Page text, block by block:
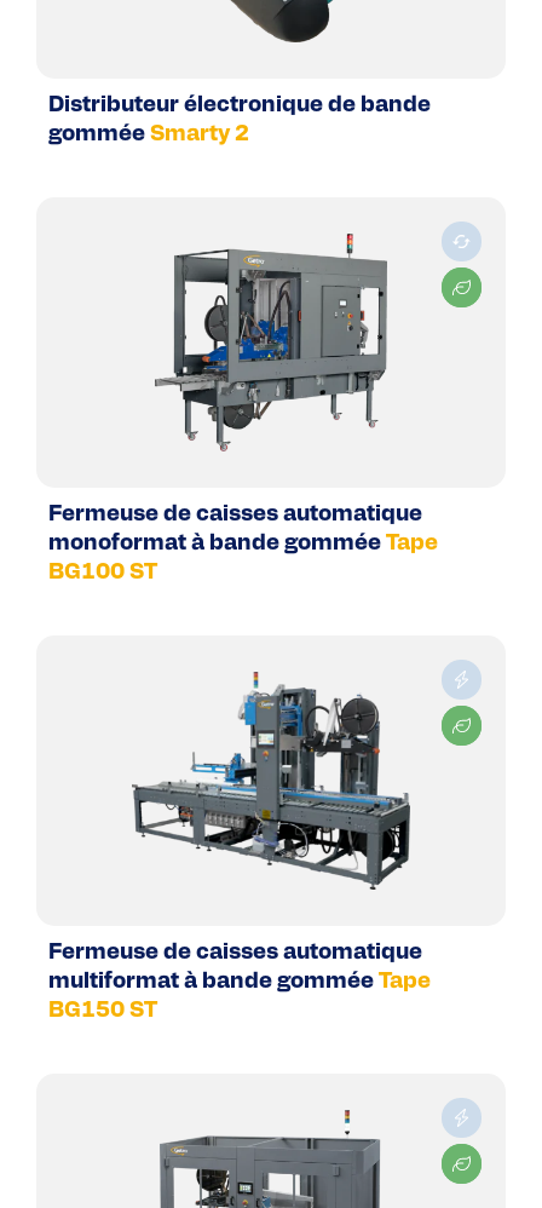
Distributeur électronique de bande
gommée Smarty 2
Fermeuse de caisses automatique
monoformat à bande gommée Tape
BG100 ST
Fermeuse de caisses automatique
multiformat à bande gommée Tape
BG150 ST